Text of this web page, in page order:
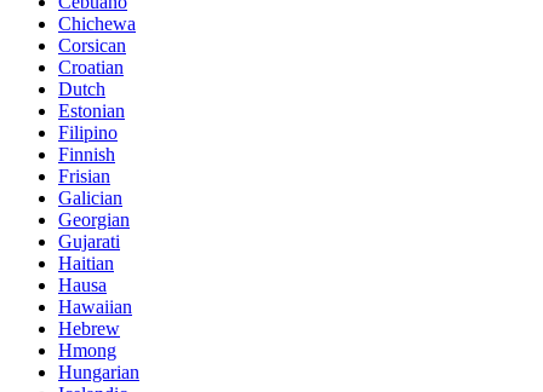
Chichewa
Corsican
Croatian
Dutch
Estonian
Filipino
Finnish
Frisian
Galician
Georgian
Gujarati
Haitian
Hausa
Hawaiian
Hebrew
Hmong
Hungarian